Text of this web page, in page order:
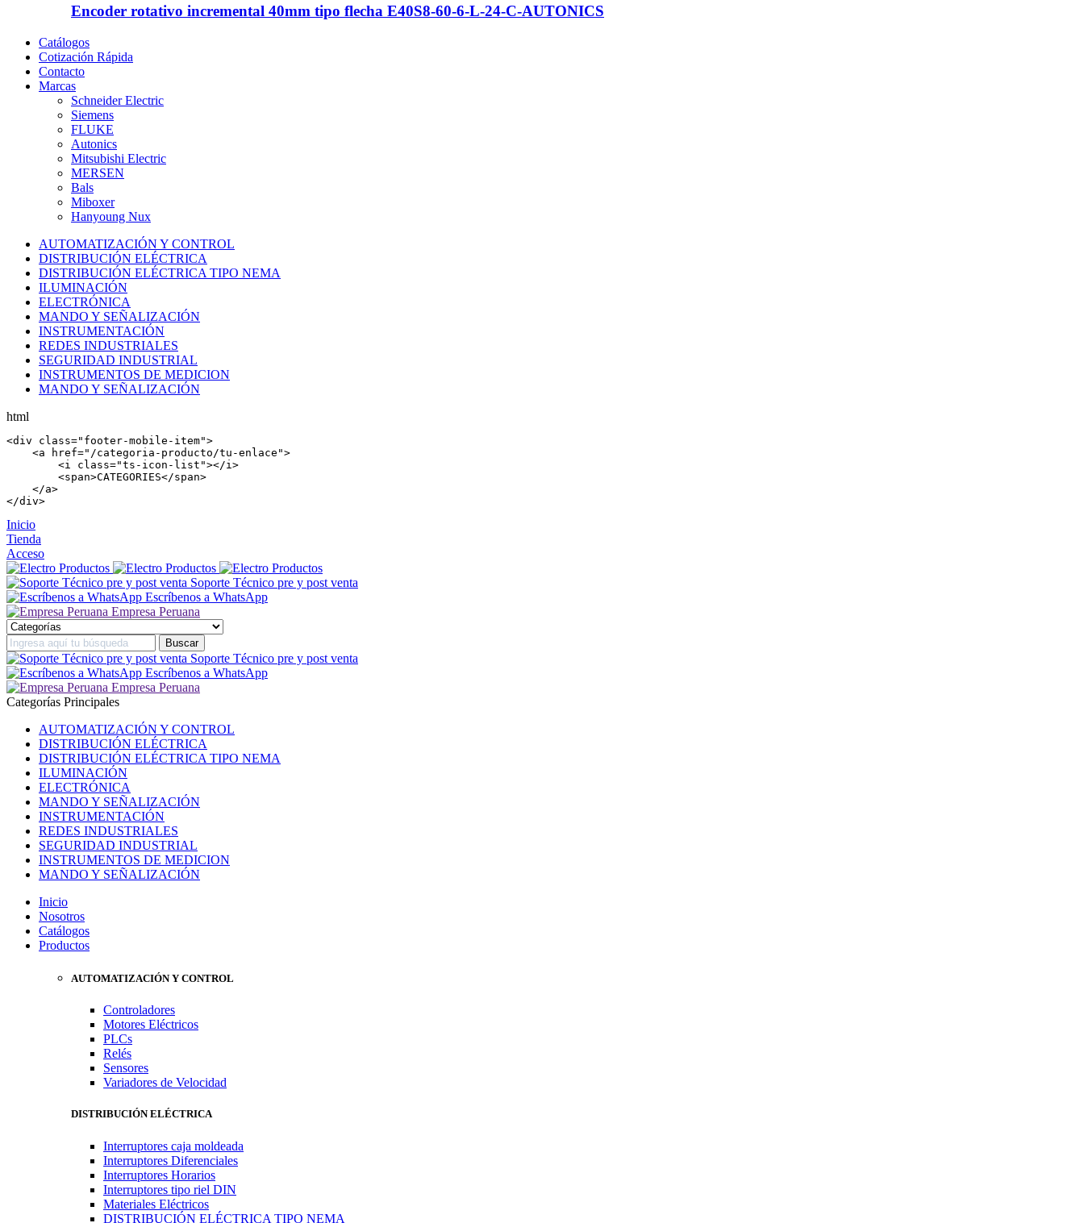
Encoder rotativo incremental 40mm tipo flecha E40S8-60-6-L-24-C-AUTONICS
Catálogos
Cotización Rápida
Contacto
Marcas
Schneider Electric
Siemens
FLUKE
Autonics
Mitsubishi Electric
MERSEN
Bals
Miboxer
Hanyoung Nux
AUTOMATIZACIÓN Y CONTROL
DISTRIBUCIÓN ELÉCTRICA
DISTRIBUCIÓN ELÉCTRICA TIPO NEMA
ILUMINACIÓN
ELECTRÓNICA
MANDO Y SEÑALIZACIÓN
INSTRUMENTACIÓN
REDES INDUSTRIALES
SEGURIDAD INDUSTRIAL
INSTRUMENTOS DE MEDICION
MANDO Y SEÑALIZACIÓN
html
<div class="footer-mobile-item">
    <
a href="/categoria-producto/tu-enlace">
        <
i class="ts-icon-list"></i >
        <
span>CATEGORIES</span>
    </
a>
</div>
Inicio
Tienda
Acceso
Soporte Técnico pre y post venta
Escríbenos a WhatsApp
Empresa Peruana
Soporte Técnico pre y post venta
Escríbenos a WhatsApp
Empresa Peruana
Categorías Principales
AUTOMATIZACIÓN Y CONTROL
DISTRIBUCIÓN ELÉCTRICA
DISTRIBUCIÓN ELÉCTRICA TIPO NEMA
ILUMINACIÓN
ELECTRÓNICA
MANDO Y SEÑALIZACIÓN
INSTRUMENTACIÓN
REDES INDUSTRIALES
SEGURIDAD INDUSTRIAL
INSTRUMENTOS DE MEDICION
MANDO Y SEÑALIZACIÓN
Inicio
Nosotros
Catálogos
Productos
AUTOMATIZACIÓN Y CONTROL
Controladores
Motores Eléctricos
PLCs
Relés
Sensores
Variadores de Velocidad
DISTRIBUCIÓN ELÉCTRICA
Interruptores caja moldeada
Interruptores Diferenciales
Interruptores Horarios
Interruptores tipo riel DIN
Materiales Eléctricos
DISTRIBUCIÓN ELÉCTRICA TIPO NEMA